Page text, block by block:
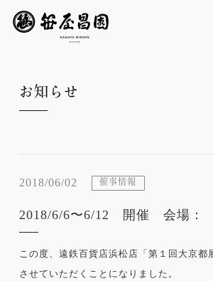
お知らせ
2018/06/02 催事情報
2018/6/6〜6/12 開催 会場：
この度、遠鉄百貨店浜松店「第１回大京都
させていただくことになりました。